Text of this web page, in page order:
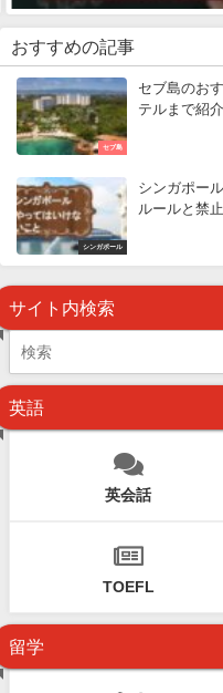
おすすめの記事
セブ島
セブ島のお
テルまで紹介
シンガポール
シンガポー
ルールと禁
サイト内検索
英語
英会話
TOEFL
留学